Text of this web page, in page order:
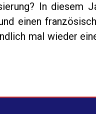
In diesem
einen
mal wieder